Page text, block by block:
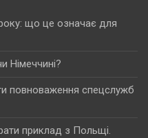
що це означає для
Німеччині?
повноваження спецслужб
приклад з Польщі.